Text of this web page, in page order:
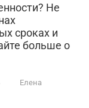
Не
сроках и
больше о
Елена